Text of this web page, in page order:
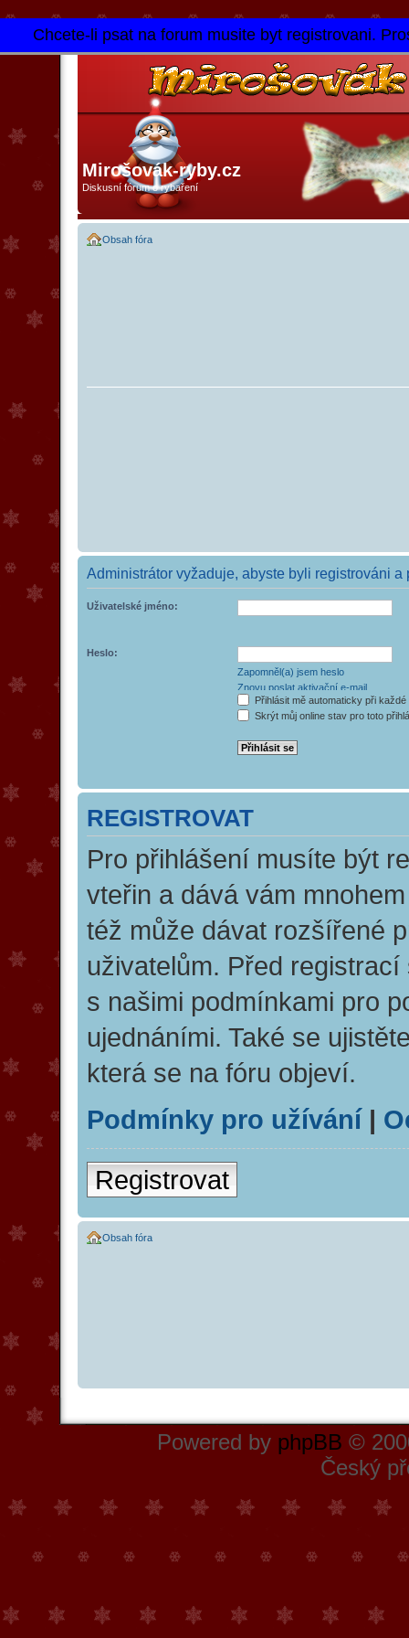
Chcete-li psat na forum musite byt registrovani.
Mirošovák-ryby.cz
Diskusní fórum o rybaření
Obsah fóra
Administrátor vyžaduje, abyste byli registrováni
Uživatelské jméno:
Heslo:
Zapomněl(a) jsem heslo
Znovu poslat aktivační e-mail
Přihlásit mě automaticky při
Skrýt můj online stav pro toto
REGISTROVAT
Pro přihlášení musíte být
vteřin a dává vám
též může dávat rozšířené
uživatelům. Před
s našimi podmínkami pro
ujednáními. Také se
která se na fóru objeví.
Podmínky pro užívání|
Registrovat
Obsah fóra
Powered by phpBB ©
Český